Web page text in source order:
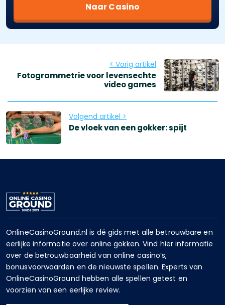
Naar Casino
< Vorig artikel
Fotogrammetrie voor levensechte
video games
Volgend artikel >
De vloek van een gokker: spijt
OnlineCasinoGround.nl is dé gids met alle betrouwbare en
eerlijke informatie over online gokken. Vind hier informatie
over de betrouwbaarheid van online casino’s,
bonusvoorwaarden en de nieuwste spellen. Experts van
OnlineCasinoGround hebben alle spellen getest en
voorzien van een eerlijke review.